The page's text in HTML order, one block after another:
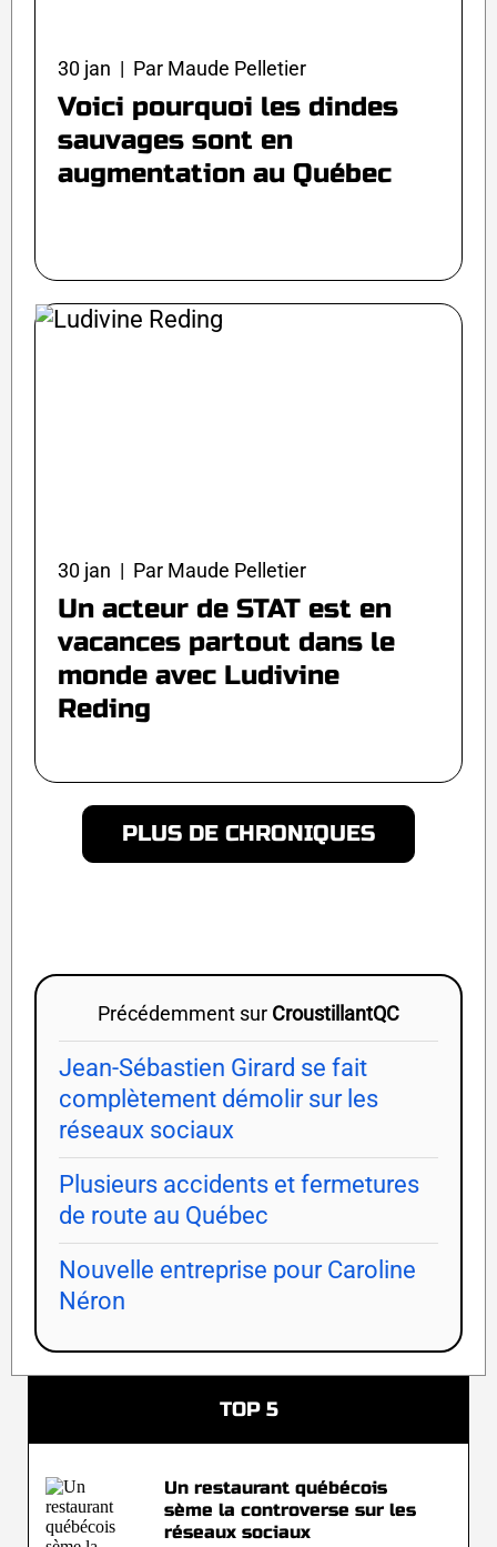
30 jan | Par Maude Pelletier
Voici pourquoi les dindes
sauvages sont en
augmentation au Québec
30 jan | Par Maude Pelletier
Un acteur de STAT est en
vacances partout dans le
monde avec Ludivine
Reding
PLUS DE CHRONIQUES
Précédemment sur CroustillantQC
Jean-Sébastien Girard se fait
complètement démolir sur les
réseaux sociaux
Plusieurs accidents et fermetures
de route au Québec
Nouvelle entreprise pour Caroline
Néron
TOP 5
Un restaurant québécois
sème la controverse sur les
réseaux sociaux